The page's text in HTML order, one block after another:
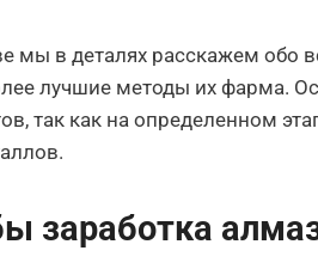
мы в деталях расскажем обо
лучшие методы их фарма.
так как на определенном
заработка